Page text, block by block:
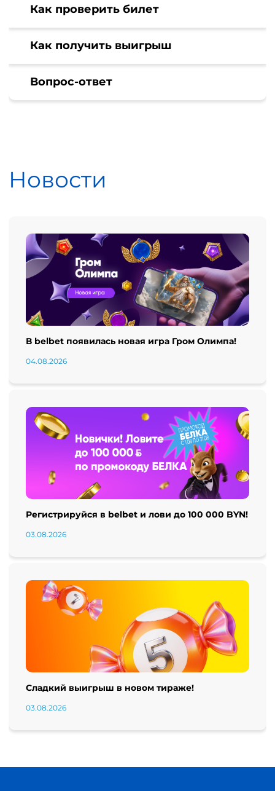
Как проверить билет
Как получить выигрыш
Вопрос-ответ
Новости
В belbet появилась новая игра Гром Олимпа!
04.08.2026
Регистрируйся в belbet и лови до 100 000 BYN!
03.08.2026
Сладкий выигрыш в новом тираже!
03.08.2026